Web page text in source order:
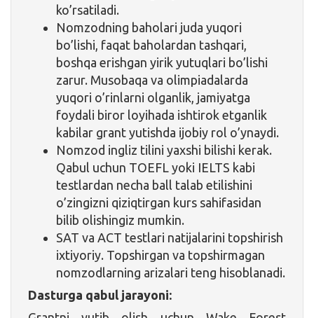
ko’rsatiladi.
Nomzodning baholari juda yuqori
bo’lishi, faqat baholardan tashqari,
boshqa erishgan yirik yutuqlari bo’lishi
zarur. Musobaqa va olimpiadalarda
yuqori o’rinlarni olganlik, jamiyatga
foydali biror loyihada ishtirok etganlik
kabilar grant yutishda ijobiy rol o’ynaydi.
Nomzod ingliz tilini yaxshi bilishi kerak.
Qabul uchun TOEFL yoki IELTS kabi
testlardan necha ball talab etilishini
o’zingizni qiziqtirgan kurs sahifasidan
bilib olishingiz mumkin.
SAT va ACT testlari natijalarini topshirish
ixtiyoriy. Topshirgan va topshirmagan
nomzodlarning arizalari teng hisoblanadi.
Dasturga qabul jarayoni: